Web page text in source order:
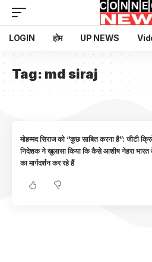
LOGIN होम UP NEWS
Tag: md siraj
मोहम्मद सिराज को “कुछ साबित करना है”: जीटी
निदेशक ने खुलासा किया कि कैसे आशीष नेहरा भारत
का मार्गदर्शन कर रहे हैं